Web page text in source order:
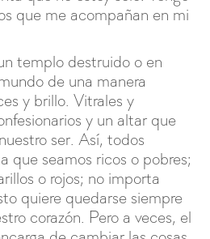
que me acompañan en mi
templo destruido o en
de una manera
y brillo. Vitrales y
y un altar que
ser. Así, todos
que seamos ricos o pobres;
o rojos; no importa
quiere quedarse siempre
corazón. Pero a veces, el